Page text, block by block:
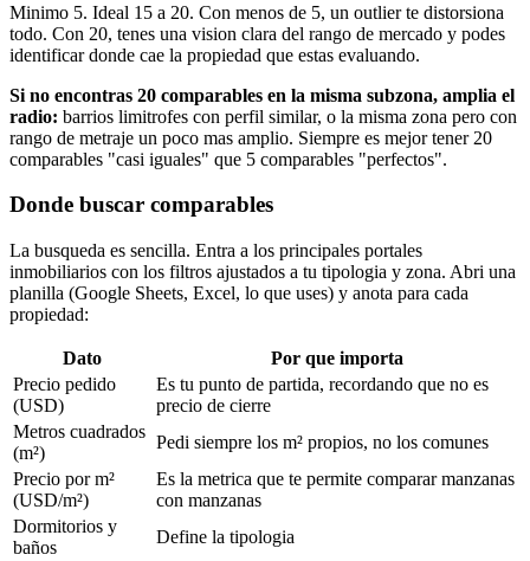
Minimo 5. Ideal 15 a 20. Con menos de 5, un outlier te distorsiona
todo. Con 20, tenes una vision clara del rango de mercado y podes
identificar donde cae la propiedad que estas evaluando.
Si no encontras 20 comparables en la misma subzona, amplia el
radio: barrios limitrofes con perfil similar, o la misma zona pero con
rango de metraje un poco mas amplio. Siempre es mejor tener 20
comparables "casi iguales" que 5 comparables "perfectos".
Donde buscar comparables
La busqueda es sencilla. Entra a los principales portales
inmobiliarios con los filtros ajustados a tu tipologia y zona. Abri una
planilla (Google Sheets, Excel, lo que uses) y anota para cada
propiedad:
Dato
Por que importa
Precio pedido
(USD)
Es tu punto de partida, recordando que no es
precio de cierre
Metros cuadrados
(m²)
Pedi siempre los m² propios, no los comunes
Precio por m²
(USD/m²)
Es la metrica que te permite comparar manzanas
con manzanas
Dormitorios y
baños
Define la tipologia